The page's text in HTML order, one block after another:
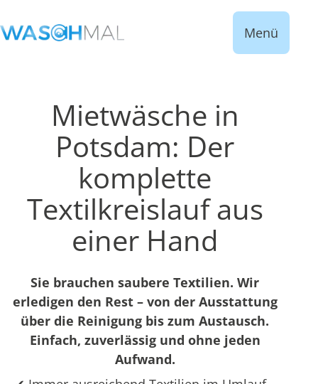
Menü
Mietwäsche in
Potsdam: Der
komplette
Textilkreislauf aus
einer Hand
Sie brauchen saubere Textilien. Wir
erledigen den Rest – von der Ausstattung
über die Reinigung bis zum Austausch.
Einfach, zuverlässig und ohne jeden
Aufwand.